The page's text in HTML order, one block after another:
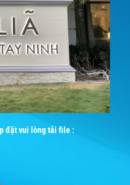
đặt vui lòng tải file :